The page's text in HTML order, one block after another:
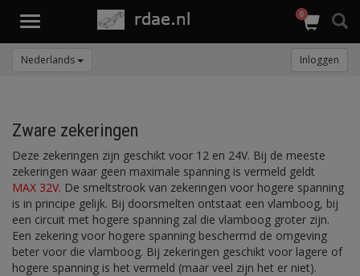
Toggle
0
Nederlands Inloggen
Zware zekeringen
Deze zekeringen zijn geschikt voor 12 en 24V. Bij de meeste
zekeringen waar geen maximale spanning is vermeld geldt
MAX 32V. De smeltstrook van zekeringen voor hogere spanning
is in principe gelijk. Bij doorsmelten ontstaat een vlamboog, bij
een circuit met hogere spanning zal die vlamboog groter zijn.
Een zekering voor hogere spanning beschermd de omgeving
beter voor die vlamboog. Bij zekeringen geschikt voor lagere of
hogere spanning is het vermeld (maar veel zijn het er niet).